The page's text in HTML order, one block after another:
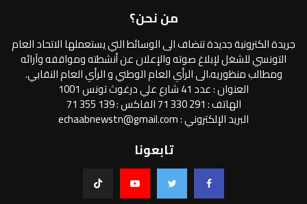
من نحن؟
جريدة الكترونية جديدة تنضاف الى الوسائط التي يستعملها الاتحاد العام
التونسي للشغل لإبلاغ صوته والإعلان عن أنشطته ومواقفه وآرائه
ومطالب منظوريه،الى الرأي العام الوطني و الرأي العام النقابي.
العنوان : عدد 41 شارع علي درغوث تونس 1001
الهاتف : 291 330 71 الفاكس : 139 355 71
البريد الإلكتروني : echaabnewstn@gmail.com
تابعونا